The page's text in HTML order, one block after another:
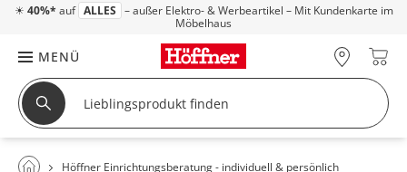
☀ 40%* auf ALLES – außer Elektro- & Werbeartikel – Mit Kundenkarte im
Möbelhaus
MENÜ
Höffner Einrichtungsberatung - individuell & persönlich